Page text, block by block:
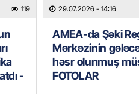
119
-
29.07.2026 - 14:16
AMEA-da Şəki
Mərkəzinin
həsr olunmuş
FOTOLAR